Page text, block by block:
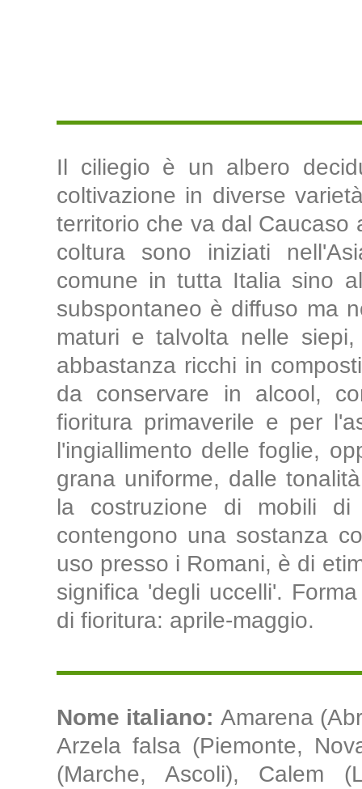
Il ciliegio è un albero
coltivazione in diverse
territorio che va dal Caucaso
coltura sono iniziati
comune in tutta Italia sino
subspontaneo è diffuso ma
maturi e talvolta nelle
abbastanza ricchi in
da conservare in alcool,
fioritura primaverile e per
l'ingiallimento delle foglie,
grana uniforme, dalle
la costruzione di mobili
contengono una sostanza
uso presso i Romani, è di
significa 'degli uccelli'.
di fioritura: aprile-maggio.
Nome italiano: Amarena
Arzela falsa (Piemonte,
(Marche, Ascoli), Calem